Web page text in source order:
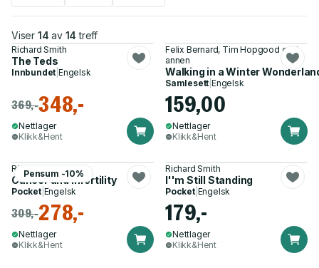
Viser 14 av 14 treff
Richard Smith
The Teds
Innbundet |Engelsk
369,-348,-
Nettlager
Klikk&Hent
Felix Bernard, Tim Hopgood og 1
annen
Walking in a Winter
Samlesett |Engelsk
159,00
Nettlager
Klikk&Hent
Pensum -10%
Richard Smith
Cancer and Infertility
Pocket| Engelsk
309,-278,-
Nettlager
Klikk&Hent
Richard Smith
I''m Still Standing
Pocket| Engelsk
179,-
Nettlager
Klikk&Hent